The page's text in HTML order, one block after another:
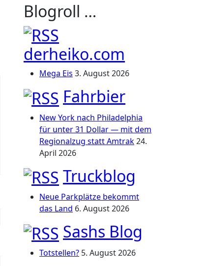
Blogroll …
derheiko.com
Mega Eis 3. August 2026
Fahrbier
New York nach Philadelphia
für unter 31 Dollar — mit dem
Regionalzug statt Amtrak24.
April 2026
Truckblog
Neue Parkplätze bekommt
das Land 6. August 2026
Sashs Blog
Totstellen? 5. August 2026